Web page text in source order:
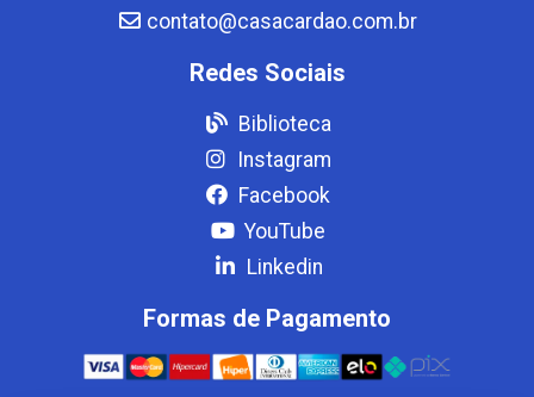
contato@casacardao.com.br
Redes Sociais
Biblioteca
Instagram
Facebook
YouTube
Linkedin
Formas de Pagamento